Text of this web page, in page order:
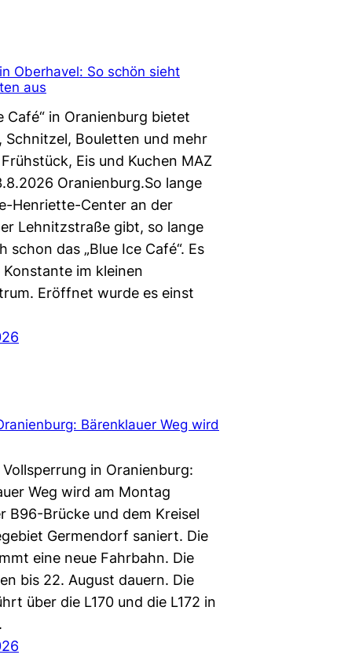
Oberhavel: So schön sieht
aus
Café“ in Oranienburg bietet
Schnitzel, Bouletten und mehr
Eis und Kuchen MAZ
Oranienburg.So lange
Henriette-Center an der
Lehnitzstraße gibt, so lange
schon das „Blue Ice Café“. Es
im kleinen
Eröffnet wurde es einst
Bärenklauer Weg wird
in Oranienburg:
Weg wird am Montag
B96-Brücke und dem Kreisel
Germendorf saniert. Die
eine neue Fahrbahn. Die
bis 22. August dauern. Die
über die L170 und die L172 in